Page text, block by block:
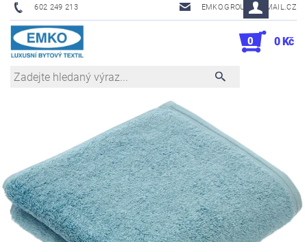
602 249 213 EMKO.GROUSL@EMAIL.CZ
0 0 Kč